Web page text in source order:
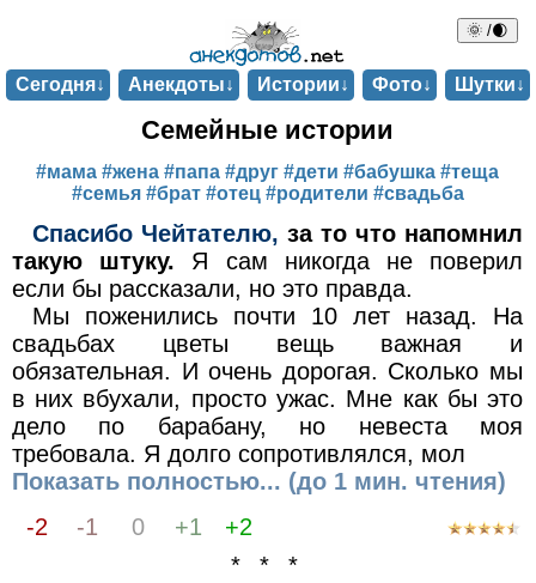
🌞 /🌒
Сегодня↓ Анекдоты↓ Истории↓ Фото↓ Шутки↓
Семейные истории
#мама #жена #папа #друг #дети #бабушка #теща
#семья #брат #отец #родители #свадьба
Спасибо Чейтателю, за то что напомнил
такую штуку. Я сам никогда не поверил
если бы рассказали, но это правда.
Мы поженились почти 10 лет назад. На
свадьбах цветы вещь важная и
обязательная. И очень дорогая. Сколько мы
в них вбухали, просто ужас. Мне как бы это
дело по барабану, но невеста моя
требовала. Я долго сопротивлялся, мол
Показать полностью... (до 1 мин. чтения)
-2
-1 0 +1
+2
* * *